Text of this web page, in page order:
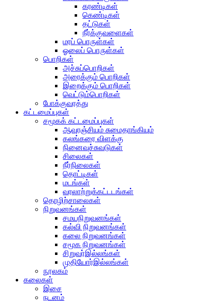
கரண்டிகள்
கெண்டிகள்
தட்டுகள்
நீர்க்குவளைகள்
மரப் பொருள்கள்
ஓலைப் பொருள்கள்
பொறிகள்
அச்சுப்பொறிகள்
அரைக்கும் பொறிகள்
இறைக்கும் பொறிகள்
வெட்டும்பொறிகள்
போக்குவரத்து
கட்டமைப்புகள்
சமூகக் கட்டமைப்புகள்
ஆவுரஞ்சியும் சுமைதாங்கியும்
கலங்கரை விளக்கு
நினைவுச்சுவடுகள்
சிலைகள்
நீர்நிலைகள்
தொட்டிகள்
மடங்கள்
வரலாற்றுக்கட்டடங்கள்
தொழிற்சாலைகள்
நிறுவனங்கள்
சமயநிறுவனங்கள்
கல்வி நிறுவனங்கள்
கலை நிறுவனங்கள்
சமூக நிறுவனங்கள்
சிறுவர்இல்லங்கள்
முதியோர்இல்லங்கள்
நூலகம்
கலைகள்
இசை
நடனம்